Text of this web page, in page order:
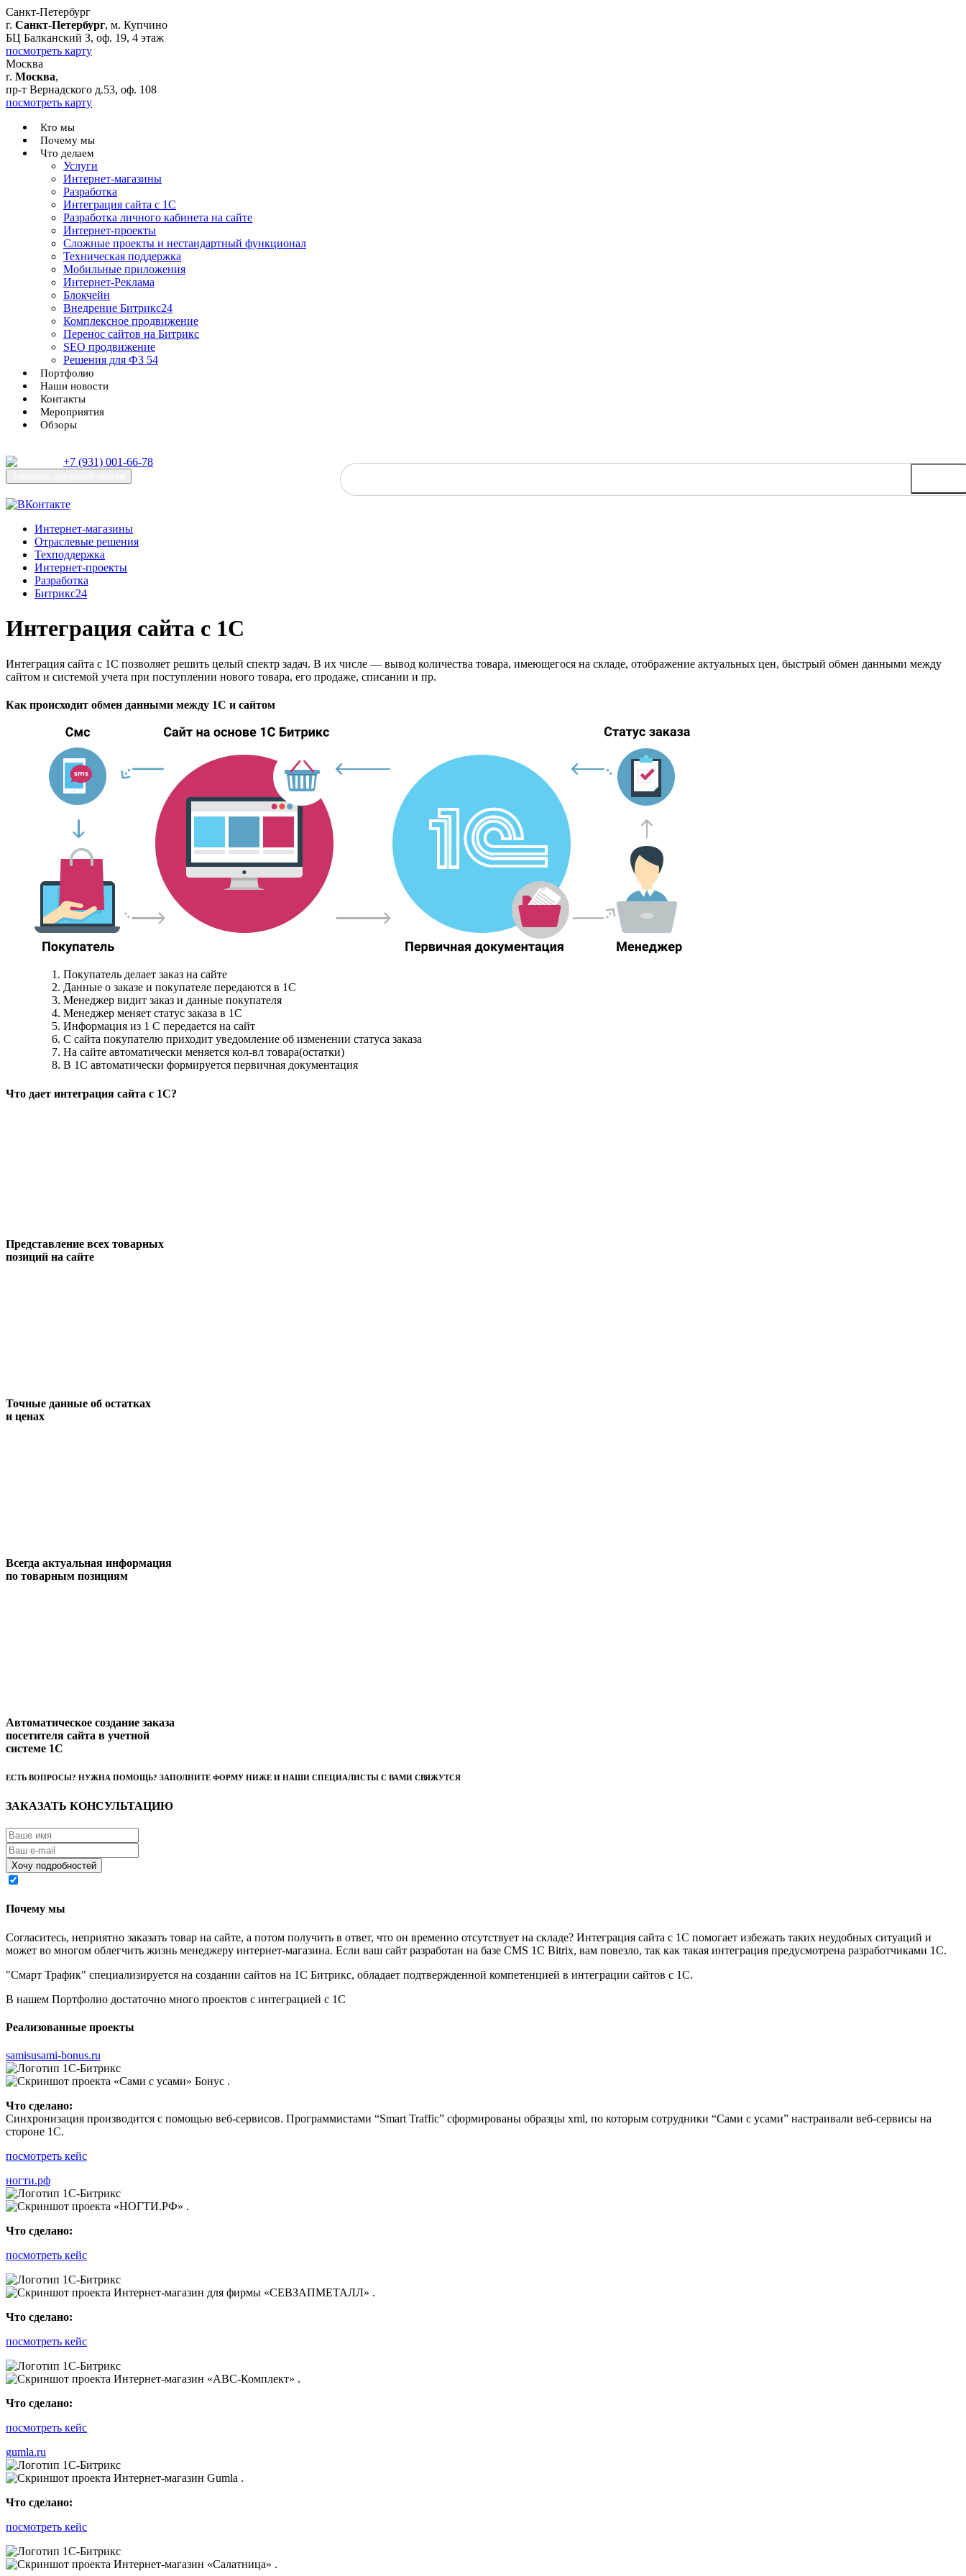
Санкт-Петербург
г. Санкт-Петербург, м. Купчино
БЦ Балканский З, оф. 19, 4 этаж
посмотреть карту
Москва
г. Москва,
пр-т Вернадского д.53, оф. 108
посмотреть карту
Кто мы
Почему мы
Что делаем
Услуги
Интернет-магазины
Разработка
Интеграция сайта с 1С
Разработка личного кабинета на сайте
Интернет-проекты
Сложные проекты и нестандартный функционал
Teхническая поддержка
Мобильные приложения
Интернет-Реклама
Блокчейн
Внедрение Битрикс24
Комплексное продвижение
Перенос сайтов на Битрикс
SEO продвижение
Решения для ФЗ 54
Портфолио
Наши новости
Контакты
Мероприятия
Обзоры
+7 (931) 001-66-78
Интернет-магазины
Отраслевые решения
Техподдержка
Интернет-проекты
Разработка
Битрикс24
Интеграция сайта с 1С
Интеграция сайта с 1С позволяет решить целый спектр задач. В их числе — вывод количества товара, имеющегося на складе, отображение актуальных цен, быстрый обмен данными между
сайтом и системой учета при поступлении нового товара, его продаже, списании и пр.
Как происходит обмен данными между 1С и сайтом
Покупатель делает заказ на сайте
Данные о заказе и покупателе передаются в 1С
Менеджер видит заказ и данные покупателя
Менеджер меняет статус заказа в 1С
Информация из 1 С передается на сайт
С сайта покупателю приходит уведомление об изменении статуса заказа
На сайте автоматически меняется кол-вл товара(остатки)
В 1С автоматически формируется первичная документация
Что дает интеграция сайта с 1С?
Представление всех товарных
позиций на сайте
Точные данные об остатках
и ценах
Всегда актуальная информация
по товарным позициям
Автоматическое создание заказа
посетителя сайта в учетной
системе 1С
ЕСТЬ ВОПРОСЫ? НУЖНА ПОМОЩЬ? ЗАПОЛНИТЕ ФОРМУ НИЖЕ И НАШИ СПЕЦИАЛИСТЫ С ВАМИ СВЯЖУТСЯ
ЗАКАЗАТЬ КОНСУЛЬТАЦИЮ
Почему мы
Согласитесь, неприятно заказать товар на сайте, а потом получить в ответ, что он временно отсутствует на складе? Интеграция сайта с 1С помогает избежать таких неудобных ситуаций и
может во многом облегчить жизнь менеджеру интернет-магазина. Если ваш сайт разработан на базе CMS 1C Bitrix, вам повезло, так как такая интеграция предусмотрена разработчиками 1С.
"Смарт Трафик" специализируется на создании сайтов на 1С Битрикс, обладает подтвержденной компетенцией в интеграции сайтов с 1С.
В нашем Портфолио достаточно много проектов с интеграцией с 1С
Реализованные проекты
samisusami-bonus.ru
Что сделано:
Синхронизация производится с помощью веб-сервисов. Программистами “Smart Traffic” сформированы образцы xml, по которым сотрудники “Сами с усами” настраивали веб-сервисы на
стороне 1С.
посмотреть кейс
ногти.рф
Что сделано:
посмотреть кейс
Что сделано:
посмотреть кейс
Что сделано:
посмотреть кейс
gumla.ru
Что сделано:
посмотреть кейс